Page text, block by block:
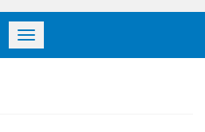
Toggle
navigation